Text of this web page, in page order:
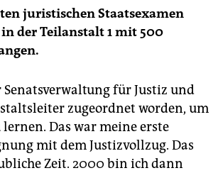
juristischen Staatsexamen
in der Teilanstalt 1 mit 500
Senatsverwaltung für Justiz und
zugeordnet worden, um
lernen. Das war meine erste
mit dem Justizvollzug. Das
Zeit. 2000 bin ich dann